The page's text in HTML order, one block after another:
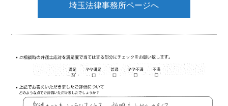
埼玉法律事務所ページへ